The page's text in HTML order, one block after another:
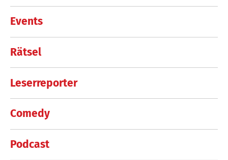
Events
Rätsel
Leserreporter
Comedy
Podcast